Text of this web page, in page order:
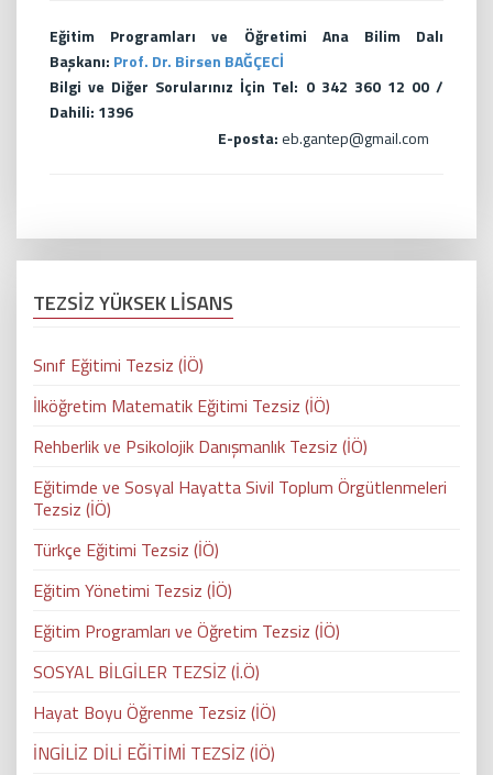
Eğitim Programları ve Öğretimi Ana Bilim Dalı
Başkanı: Prof. Dr. Birsen BAĞÇECİ
Bilgi ve Diğer Sorularınız İçin Tel: 0 342 360 12 00 /
Dahili: 1396
E-posta: eb.gantep@gmail.com
TEZSİZ YÜKSEK LİSANS
Sınıf Eğitimi Tezsiz (İÖ)
İlköğretim Matematik Eğitimi Tezsiz (İÖ)
Rehberlik ve Psikolojik Danışmanlık Tezsiz (İÖ)
Eğitimde ve Sosyal Hayatta Sivil Toplum Örgütlenmeleri
Tezsiz (İÖ)
Türkçe Eğitimi Tezsiz (İÖ)
Eğitim Yönetimi Tezsiz (İÖ)
Eğitim Programları ve Öğretim Tezsiz (İÖ)
SOSYAL BİLGİLER TEZSİZ (İ.Ö)
Hayat Boyu Öğrenme Tezsiz (İÖ)
İNGİLİZ DİLİ EĞİTİMİ TEZSİZ (İÖ)